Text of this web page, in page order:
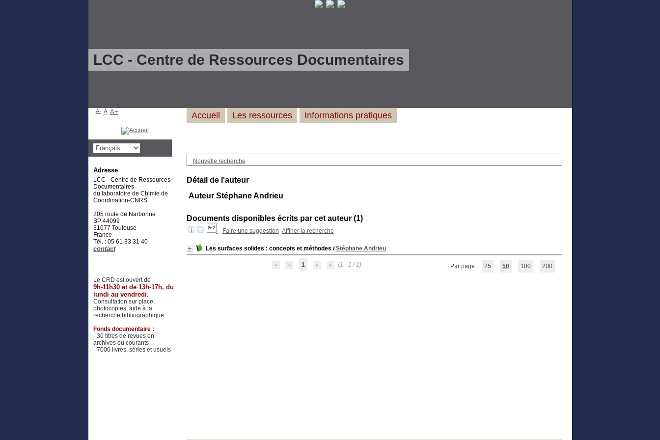
LCC - Centre de Ressources Documentaires
Nouvelle recherche
Détail de l'auteur
Auteur Stéphane Andrieu
Documents disponibles écrits par cet auteur (1)
Faire une suggestion Affiner la recherche
Les surfaces solides : concepts et méthodes /Stéphane Andrieu
1 (1 - 1 / 1) Par page : 25 50 100 200
Accueil Les ressources Informations pratiques
A- A A+
Adresse
LCC - Centre de Ressources
Documentaires
du laboratoire de Chimie de
Coordination-CNRS
205 route de Narbonne
BP 44099
31077 Toulouse
France
Tél. : 05 61 33 31 40
contact
Le CRD est ouvert de
9h-11h30 et de 13h-17h, du
lundi au vendredi.
Consultation sur place,
photocopies, aide à la
recherche bibliographique.
Fonds documentaire :
- 30 titres de revues en
archives ou courants
- 7000 livres, séries et usuels